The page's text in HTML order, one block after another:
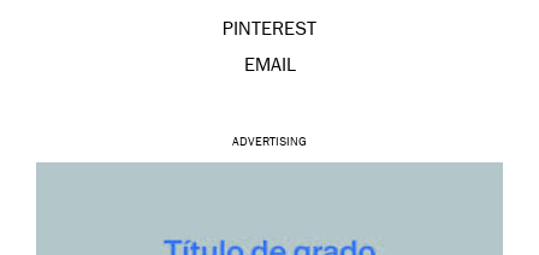
PINTEREST
EMAIL
ADVERTISING